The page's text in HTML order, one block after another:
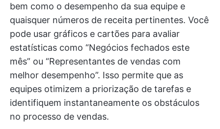
bem como o desempenho da sua equipe e
quaisquer números de receita pertinentes. Você
pode usar gráficos e cartões para avaliar
estatísticas como “Negócios fechados este
mês” ou “Representantes de vendas com
melhor desempenho”. Isso permite que as
equipes otimizem a priorização de tarefas e
identifiquem instantaneamente os obstáculos
no processo de vendas.